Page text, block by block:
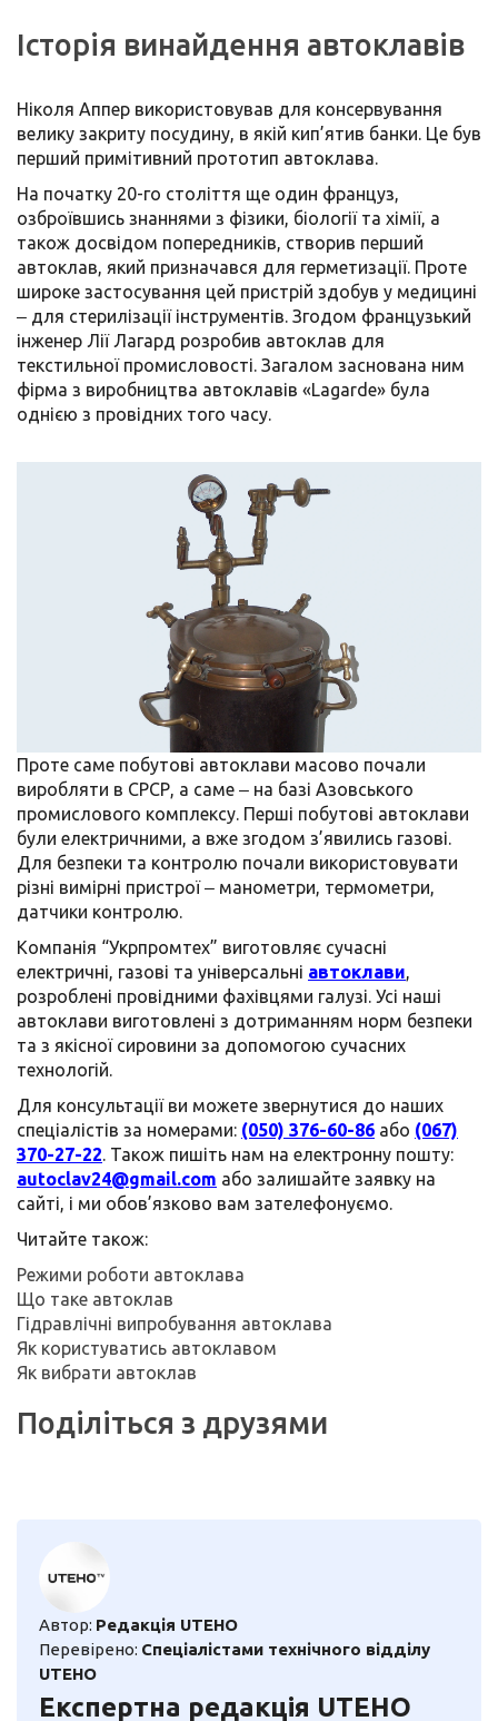
Історія винайдення автоклавів
Ніколя Аппер використовував для консервування
велику закриту посудину, в якій кип’ятив банки. Це був
перший примітивний прототип автоклава.
На початку 20-го століття ще один француз,
озброївшись знаннями з фізики, біології та хімії, а
також досвідом попередників, створив перший
автоклав, який призначався для герметизації. Проте
широке застосування цей пристрій здобув у медицині
‒ для стерилізації інструментів. Згодом французький
інженер Лії Лагард розробив автоклав для
текстильної промисловості. Загалом заснована ним
фірма з виробництва автоклавів «Lagarde» була
однією з провідних того часу.
Проте саме побутові автоклави масово почали
виробляти в СРСР, а саме ‒ на базі Азовського
промислового комплексу. Перші побутові автоклави
були електричними, а вже згодом з’явились газові.
Для безпеки та контролю почали використовувати
різні вимірні пристрої ‒ манометри, термометри,
датчики контролю.
Компанія “Укрпромтех” виготовляє сучасні
електричні, газові та універсальні автоклави,
розроблені провідними фахівцями галузі. Усі наші
автоклави виготовлені з дотриманням норм безпеки
та з якісної сировини за допомогою сучасних
технологій.
Для консультації ви можете звернутися до наших
спеціалістів за номерами: (050) 376-60-86 або (067)
370-27-22. Також пишіть нам на електронну пошту:
autoclav24@gmail.com або залишайте заявку на
сайті, і ми обов’язково вам зателефонуємо.
Читайте також:
Режими роботи автоклава
Що таке автоклав
Гідравлічні випробування автоклава
Як користуватись автоклавом
Як вибрати автоклав
Поділіться з друзями
Автор: Редакція UTEHO
Перевірено: Спеціалістами технічного відділу
UTEHO
Експертна редакція UTEHO